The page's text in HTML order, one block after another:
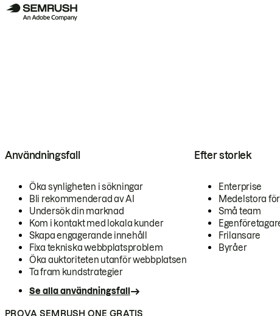
Användningsfall
Öka synligheten i sökningar
Bli rekommenderad av AI
Undersök din marknad
Kom i kontakt med lokala kunder
Skapa engagerande innehåll
Fixa tekniska webbplatsproblem
Öka auktoriteten utanför webbplatsen
Ta fram kundstrategier
Se alla användningsfall
Efter storlek
Enterprise
Medelstora
Små team
Frilansare
Byråer
PROVA SEMRUSH ONE GRATIS